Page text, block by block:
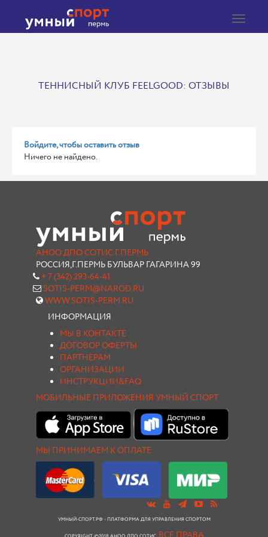
Toggle
ТЕННИСНЫЙ КЛУБ FEELGOOD: ОТЗЫВЫ
Войдите, чтобы оставить отзыв
Ничего не найдено.
АНОО ДПО СОТИС Г.ПЕРМЬ
РОССИЯ,Г.ПЕРМЬ БУЛЬВАР ГАГАРИНА 99
+ 7 (342) 293-64-41
SOTIS-PERM@NAROD.RU
WWW.SOTIS-PERM.RU
ИНФОРМАЦИЯ
МЫ В КОНТАКТЕ
ДОГОВОР ОФЕРТЫ
ПАРТНЕРАМ
ОРГАНИЗАЦИИ
ИНСТРУКЦИИ&FAQ
МОБИЛЬНЫЕ ПРИЛОЖЕНИЯ УМНЫЙ СПОРТ
МЫ ПРИНИМАЕМ К ОПЛАТЕ
УМНЫЙ-СПОРТ.РФ - ПЛАТФОРМА ДЛЯ УПРАВЛЕНИЯ СПОРТОМ